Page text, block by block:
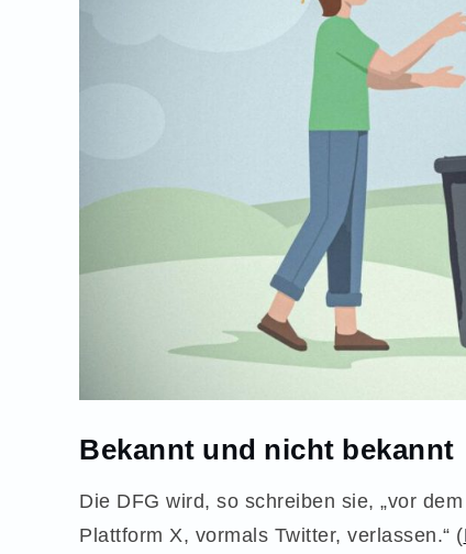
Bekannt und nicht bekannt
Die DFG wird, so schreiben sie, „vor
Plattform X, vormals Twitter, verlassen.“ (